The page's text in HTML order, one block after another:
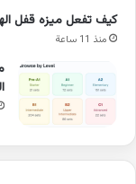
كيف تفعل ميزه قفل
منذ 11 ساعة